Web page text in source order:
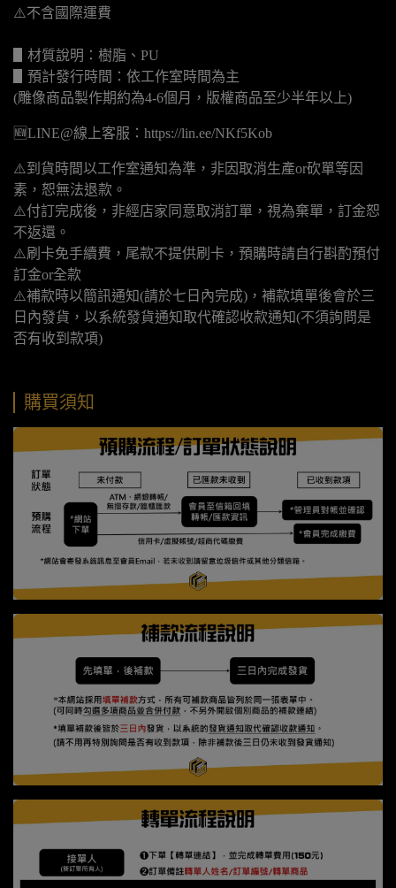
⚠️不含國際運費
▋材質說明：樹脂、PU
▋預計發行時間：依工作室時間為主
(雕像商品製作期約為4-6個月，版權商品至少半年以上)
🆕LINE@線上客服：https://lin.ee/NKf5Kob
⚠️到貨時間以工作室通知為準，非因取消生產or砍單等因
素，恕無法退款。
⚠️付訂完成後，非經店家同意取消訂單，視為棄單，訂金恕
不返還。
⚠️刷卡免手續費，尾款不提供刷卡，預購時請自行斟酌預付
訂金or全款
⚠️補款時以簡訊通知(請於七日內完成)，補款填單後會於三
日內發貨，以系統發貨通知取代確認收款通知(不須詢問是
否有收到款項)
購買須知